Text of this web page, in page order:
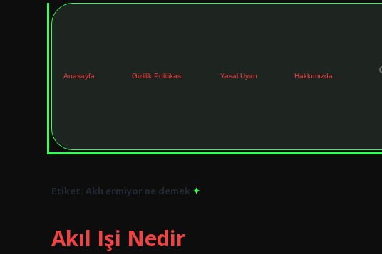
Anasayfa Gizlilik Politikası Yasal Uyarı Hakkımızda
Etiket: Aklı ermiyor ne demek
Akıl Işi Nedir